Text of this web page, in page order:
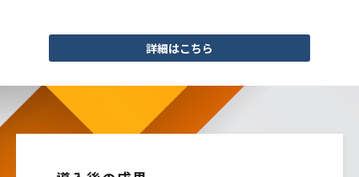
詳細はこちら